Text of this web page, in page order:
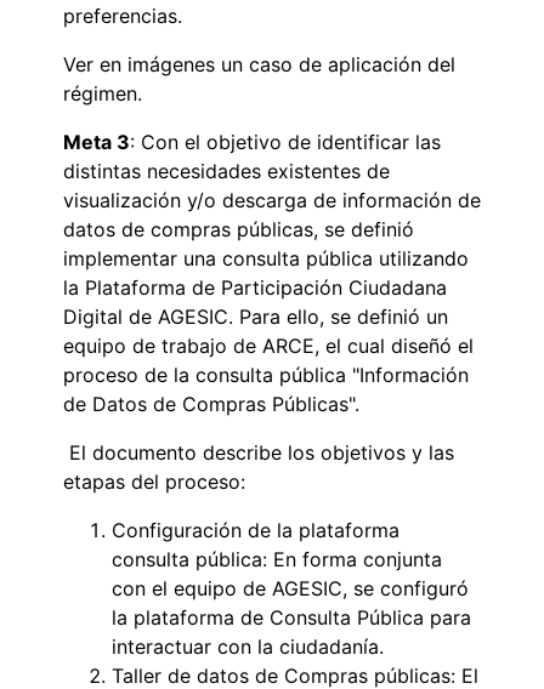
preferencias.
Ver en imágenes un caso de aplicación del
régimen.
Meta 3: Con el objetivo de identificar las
distintas necesidades existentes de
visualización y/o descarga de información de
datos de compras públicas, se definió
implementar una consulta pública utilizando
la Plataforma de Participación Ciudadana
Digital de AGESIC. Para ello, se definió un
equipo de trabajo de ARCE, el cual diseñó el
proceso de la consulta pública "Información
de Datos de Compras Públicas".
El documento describe los objetivos y las
etapas del proceso:
Configuración de la plataforma
consulta pública: En forma conjunta
con el equipo de AGESIC, se configuró
la plataforma de Consulta Pública para
interactuar con la ciudadanía.
Taller de datos de Compras públicas: El